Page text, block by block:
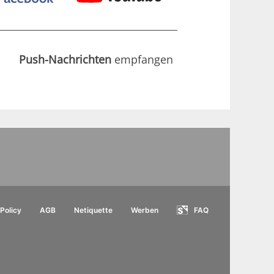
Push-Nachrichten empfangen
AGB Netiquette Werben FAQ